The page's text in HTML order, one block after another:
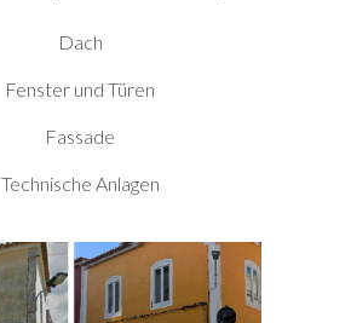
Dach
Fenster und Türen
Fassade
Technische Anlagen